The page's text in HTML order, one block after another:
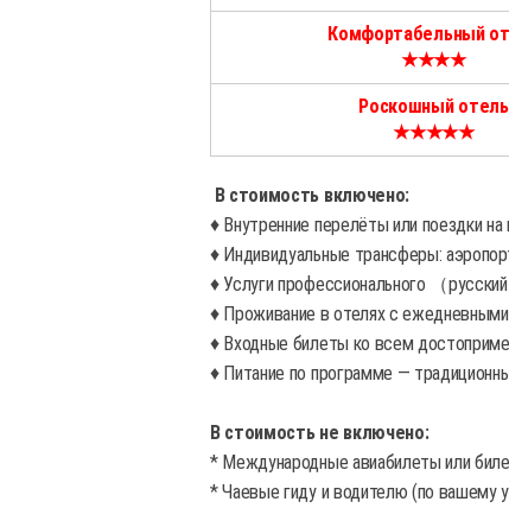
Комфортабельный
★★★★
Роскошный отель
★★★★★
В стоимость включено:
♦ Внутренние перелёты или поездки
♦ Индивидуальные трансферы:
♦ Услуги профессионального （
♦ Проживание в отелях с
♦ Входные билеты ко всем
♦ Питание по программе —
В стоимость не включено:
* Международные авиабилеты или
* Чаевые гиду и водителю (по вашему